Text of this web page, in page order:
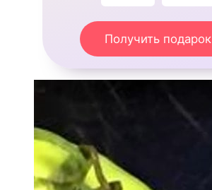
Получить подарок